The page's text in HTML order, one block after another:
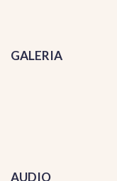
GALERIA
AUDIO